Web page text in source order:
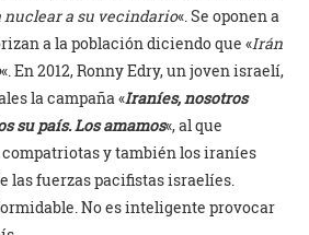
nuclear a su vecindario«. Se oponen a
a la población diciendo que «Irán
«. En 2012, Ronny Edry, un joven israelí,
la campaña «Iraníes, nosotros
su país. Los amamos«, al que
y también los iraníes
las fuerzas pacifistas israelíes.
No es inteligente provocar